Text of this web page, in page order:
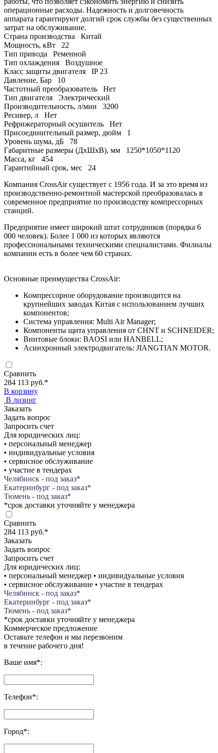
операционные расходы. Надежность и долговечность
аппарата гарантируют долгий срок службы без существенных
затрат на обслуживание.
Страна производства
Китай
Мощность, кВт
22
Тип привода
Ременной
Тип охлаждения
Воздушное
Класс защиты двигателя
IP 23
Давление, Бар
10
Частотный преобразователь
Нет
Тип двигателя
Электрический
Производительность, л/мин
3200
Ресивер, л
Нет
Рефрижераторный осушитель
Нет
Присоединительный размер, дюйм
1
Уровень шума, дБ
78
Габаритные размеры (ДхШхВ), мм
1250*1050*1120
Масса, кг
454
Гарантийный срок, мес
24
Компания CrossAir существует с 1956 года. И за это время из
производственно-ремонтной мастерской преобразовалась в
современное предприятие по производству компрессорных
станций.
Предприятие имеет широкий штат сотрудников (порядка 6
000 человек). Более 1 000 из которых являются
профессиональными техническими специалистами. Филиалы
компании есть в более чем 60 странах.
Основные преимущества CrossAir:
Компрессорное оборудование производится на
крупнейших заводах Китая с использованием лучших
компонентов;
Система управления: Multi Air Manager;
Компоненты щита управления от CHNT и SCHNEIDER;
Винтовые блоки: BAOSI или HANBELL;
Асинхронный электродвигатель: JIANGTIAN MOTOR.
Сравнить
284 113 руб.*
В корзину
В лизинг
Заказать
Задать вопрос
Запросить счет
Для юридических лиц:
• персональный менеджер
• индивидуальные условия
• сервисное обслуживание
• участие в тендерах
Челябинск - под заказ*
Екатеринбург - под заказ*
Тюмень - под заказ*
*срок доставки уточняйте у менеджера
Сравнить
284 113 руб.*
Заказать
Задать вопрос
Запросить счет
Для юридических лиц:
• персональный менеджер • индивидуальные условия
• сервисное обслуживание • участие в тендерах
Челябинск - под заказ*
Екатеринбург - под заказ*
Тюмень - под заказ*
*срок доставки уточняйте у менеджера
Коммерческое предложение
Оставьте телефон и мы перезвоним
в течение рабочего дня!
Ваше имя*:
Телефон*:
Город*: